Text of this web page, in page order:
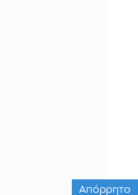
Απόρρητο